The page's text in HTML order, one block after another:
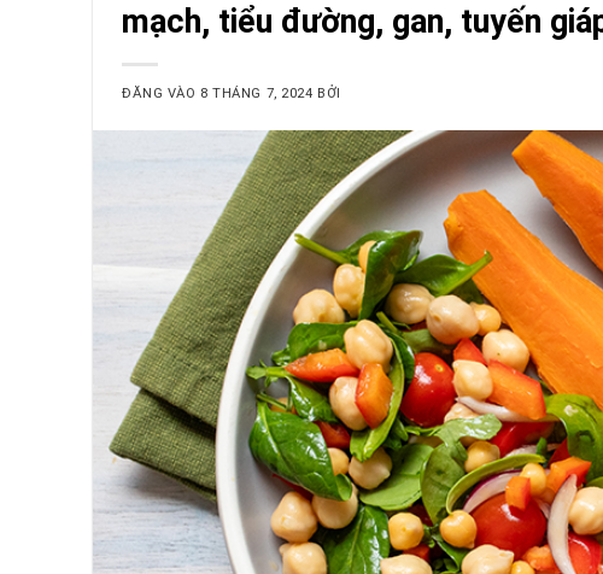
mạch, tiểu đường, gan, tuyến
ĐĂNG VÀO 8 THÁNG 7, 2024 BỞI